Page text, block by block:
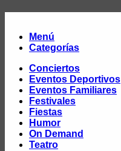
Menú
Categorías
Conciertos
Eventos Deportivos
Eventos Familiares
Festivales
Fiestas
Humor
On Demand
Teatro